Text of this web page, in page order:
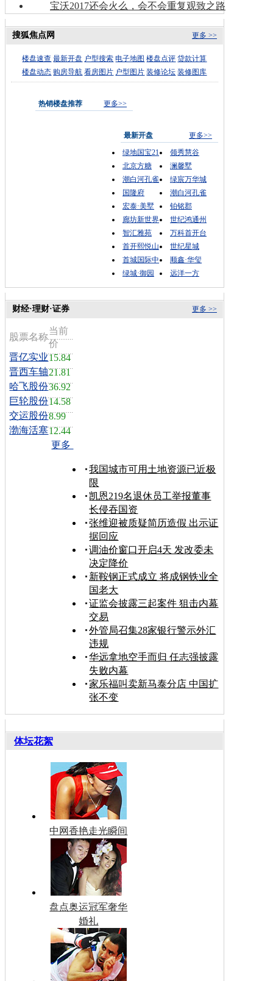
宝沃2017还会火么，会不会重复观致之路
更多 >>
搜狐焦点网
楼盘速查 最新开盘 户型搜索 电子地图 楼盘点评 贷款计算
楼盘动态 购房导航 看房图片 户型图片 装修论坛 装修图库
热销楼盘推荐 更多>>
最新开盘
更多>>
绿地国宝21
领秀慧谷
北京方糖
澜馨墅
潮白河孔雀
绿宸万华城
国隆府
潮白河孔雀
宏泰·美墅
铂铭郡
廊坊新世界
世纪鸿通州
智汇雅苑
万科首开台
首开熙悦山
世纪星城
首城国际中
顺鑫·华玺
绿城·御园
远洋一方
更多 >>
财经·理财·证券
股票名称
当前
价
晋亿实业15.84
晋西车轴21.81
哈飞股份36.92
巨轮股份14.58
交运股份8.99
渤海活塞12.44
更多
我国城市可用土地资源已近极
限
凯恩219名退休员工举报董事
长侵吞国资
张维迎被质疑简历造假 出示证
据回应
调油价窗口开启4天 发改委未
决定降价
新鞍钢正式成立 将成钢铁业全
国老大
证监会披露三起案件 狙击内幕
交易
外管局召集28家银行警示外汇
违规
华远拿地空手而归 任志强披露
失败内幕
家乐福叫卖新马泰分店 中国扩
张不变
体坛花絮
中网香艳走光瞬间
盘点奥运冠军奢华
婚礼